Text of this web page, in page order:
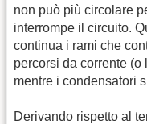
non può più circolare
interrompe il circuito.
continua i rami che
percorsi da corrente
mentre i condensatori
Derivando rispetto al